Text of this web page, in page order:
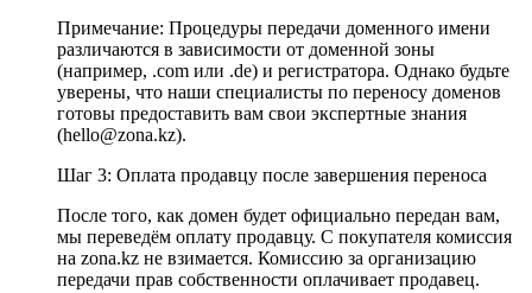
Примечание: Процедуры передачи доменного имени
различаются в зависимости от доменной зоны
(например, .com или .de) и регистратора. Однако будьте
уверены, что наши специалисты по переносу доменов
готовы предоставить вам свои экспертные знания
(hello@zona.kz).
Шаг 3: Оплата продавцу после завершения переноса
После того, как домен будет официально передан вам,
мы переведём оплату продавцу. С покупателя комиссия
на zona.kz не взимается. Комиссию за организацию
передачи прав собственности оплачивает продавец.